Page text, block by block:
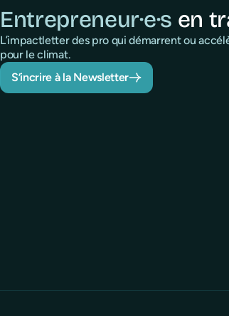
Entrepreneur·e·s en
L’impactletter des pro qui démarrent ou
pour le climat.
S’incrire à la Newsletter